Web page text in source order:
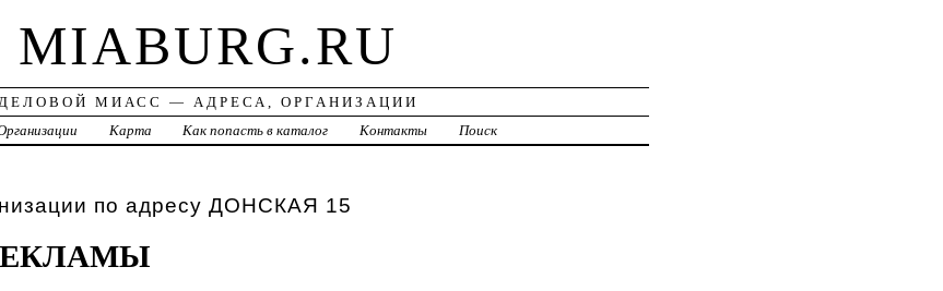
MIABURG.RU
МИАСС — АДРЕСА, ОРГАНИЗАЦИИ
Карта Как попасть в каталог Контакты Поиск
по адресу ДОНСКАЯ 15